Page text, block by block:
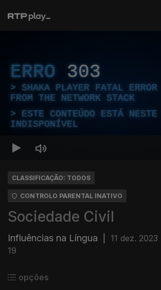
ERRO 303
SHAKA PLAYER FATAL
FROM THE NETWORK STACK
ESTE CONTEÚDO ESTÁ NESTE
INDISPONÍVEL
CLASSIFICAÇÃO: TODOS
CONTROLO PARENTAL INATIVO
Sociedade Civil
Influências na Língua 11 dez. 2023
19
opções